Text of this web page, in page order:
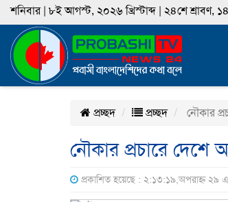
শনিবার | ৮ই আগস্ট, ২০২৬ খ্রিস্টাব্দ | ২৪শে শ্রাবণ,
প্রচ্ছদ প্রচ্ছদ নৌকার
নৌকার প্রচারে দে‌শে
প্রকাশিত হয়েছে : ২:১৩:১৯,অপরাহ্ন ২৯